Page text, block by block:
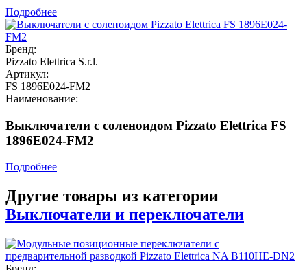
Подробнее
Бренд:
Pizzato Elettrica S.r.l.
Артикул:
FS 1896E024-FM2
Наименование:
Выключатели с соленоидом Pizzato Elettrica FS
1896E024-FM2
Подробнее
Другие товары из категории
Выключатели и переключатели